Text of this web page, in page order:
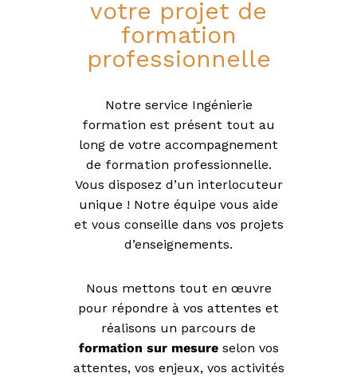
votre projet de
formation
professionnelle
Notre service Ingénierie
formation est présent tout au
long de votre accompagnement
de formation professionnelle.
Vous disposez d’un interlocuteur
unique ! Notre équipe vous aide
et vous conseille dans vos projets
d’enseignements.
Nous mettons tout en œuvre
pour répondre à vos attentes et
réalisons un parcours de
formation sur mesureselon vos
attentes, vos enjeux, vos activités